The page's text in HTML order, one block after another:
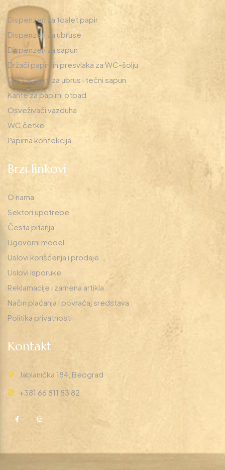
Dispenzeri za toalet papir
Dispenzeri za ubruse
Dispenzeri za sapun
Držači papirnih presvlaka za WC-šolju
DUO aparati za ubrus i tečni sapun
Kante za papirni otpad
Osveživači vazduha
WC četke
Papirna konfekcija
Brzi linkovi
O nama
Sektori upotrebe
Česta pitanja
Ugovorni model
Uslovi korišćenja i prodaje
Uslovi isporuke
Reklamacije i zamena artikla
Način plaćanja i povraćaj sredstava
Politika privatnosti
Kontakt
Jablanička 184, Beograd
+381 66 811 83 82